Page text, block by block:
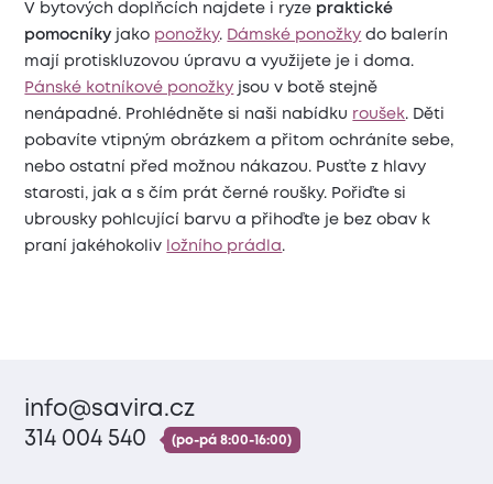
V bytových doplňcích najdete i ryze praktické
pomocníky jako ponožky. Dámské ponožky do balerín
mají protiskluzovou úpravu a využijete je i doma.
Pánské kotníkové ponožky jsou v botě stejně
nenápadné. Prohlédněte si naši nabídku roušek. Děti
pobavíte vtipným obrázkem a přitom ochráníte sebe,
nebo ostatní před možnou nákazou. Pusťte z hlavy
starosti, jak a s čím prát černé roušky. Pořiďte si
ubrousky pohlcující barvu a přihoďte je bez obav k
praní jakéhokoliv
ložního prádla.
info@savira.cz
314 004 540
(po-pá 8:00-16:00)